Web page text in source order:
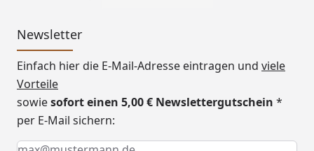
Newsletter
Einfach hier die E-Mail-Adresse eintragen und viele
Vorteile
sowiesofort einen 5,00 € Newslettergutschein *
per E-Mail sichern:
Keine Eingabe erforderlich
Eingabe erforderlich
E-Mail *